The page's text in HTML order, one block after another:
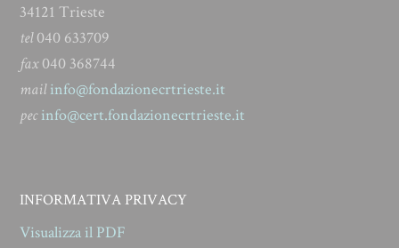
34121 Trieste
tel040 633709
fax040 368744
mailinfo@fondazionecrtrieste.it
pecinfo@cert.fondazionecrtrieste.it
INFORMATIVA PRIVACY
Visualizza il PDF